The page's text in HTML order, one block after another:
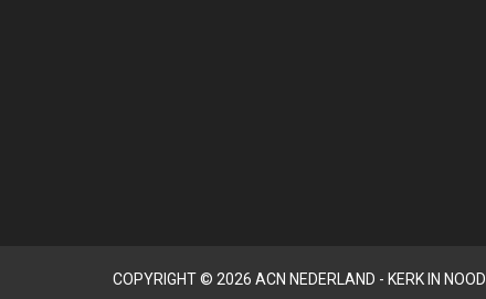
COPYRIGHT © 2026 ACN NEDERLAND - KERK IN NOOD